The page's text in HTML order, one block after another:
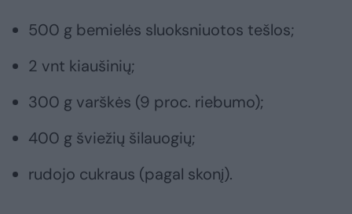
500 g bemielės sluoksniuotos tešlos;
2 vnt kiaušinių;
300 g varškės (9 proc. riebumo);
400 g šviežių šilauogių;
rudojo cukraus (pagal skonį).